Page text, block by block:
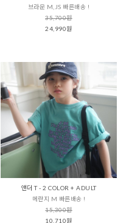
브라운 M,JS 빠른배송 !
35,700원
24,990원
앤더 T - 2 COLOR + ADULT
메란지 M 빠른배송 !
15,300원
10,710원